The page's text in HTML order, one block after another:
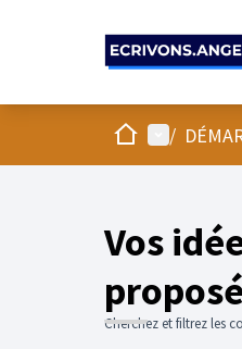
AccueilMenu
/
Vos
Cherchez et filtrez les